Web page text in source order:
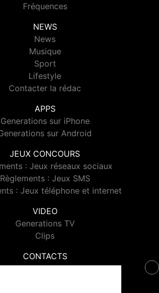
Fréquences
NEWS
News
Musique
Sport
Lifestyle
Contacter la rédac
APPS
Generations sur iPhone
sur Android
JEUX CONCOURS
: Jeux réseaux sociaux
Règlements : Jeux SMS
: Jeux téléphone et internet
VIDEO
Generations TV
Clips
CONTACTS
Contacter Generations